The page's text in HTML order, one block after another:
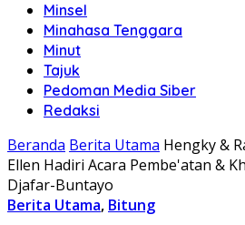
Minsel
Minahasa Tenggara
Minut
Tajuk
Pedoman Media Siber
Redaksi
Beranda Berita Utama Hengky &
Ellen Hadiri Acara Pembe'atan &
Djafar-Buntayo
Berita Utama, Bitung